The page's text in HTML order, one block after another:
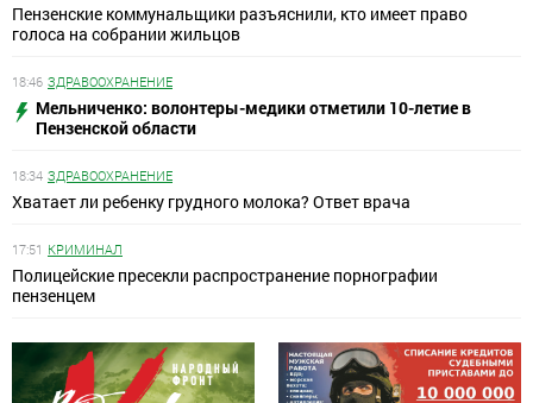
Пензенские коммунальщики разъяснили, кто имеет право
голоса на собрании жильцов
18:46 ЗДРАВООХРАНЕНИЕ
Мельниченко: волонтеры-медики отметили 10-летие в
Пензенской области
18:34 ЗДРАВООХРАНЕНИЕ
Хватает ли ребенку грудного молока? Ответ врача
17:51 КРИМИНАЛ
Полицейские пресекли распространение порнографии
пензенцем